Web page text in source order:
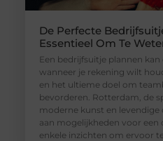
De Perfecte
Essentieel Om Te
Een bedrijfsuitje plannen
wanneer je rekening wilt
en het ultieme doel om
bevorderen. Rotterdam, de
moderne kunst en levendige
aan mogelijkheden voor een
enkele inzichten om ervoor